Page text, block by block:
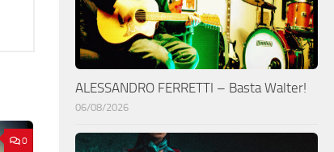
0
ALESSANDRO FERRETTI – Basta Walter!
06/08/2026